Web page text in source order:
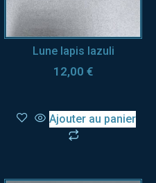
Lune lapis lazuli
12,00 €
Ajouter au panier